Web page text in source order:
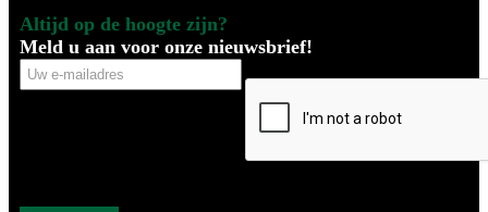
Altijd op de hoogte zijn?
Meld u aan voor onze nieuwsbrief!
Uw
e-